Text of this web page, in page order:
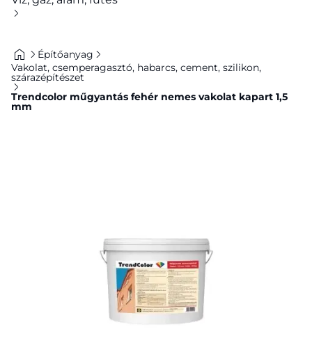
Építőanyag
Vakolat, csemperagasztó, habarcs, cement, szilikon,
szárazépítészet
Trendcolor műgyantás fehér nemes vakolat kapart 1,5
mm